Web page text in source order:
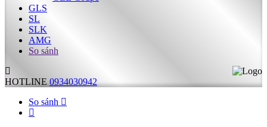
GLS
SL
SLK
AMG
So sánh
HOTLINE 0934030942
So sánh